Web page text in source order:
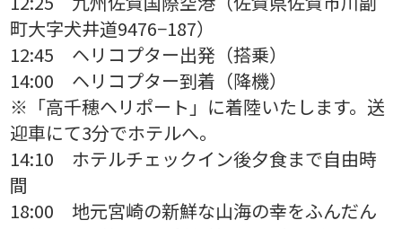
町大字犬井道9476−187）
12:45 ヘリコプター出発（搭乗）
14:00 ヘリコプター到着（降機）
※「高千穂ヘリポート」に着陸いたします。送
迎車にて3分でホテルへ。
14:10 ホテルチェックイン後夕食まで自由時
間
18:00 地元宮崎の新鮮な山海の幸をふんだん